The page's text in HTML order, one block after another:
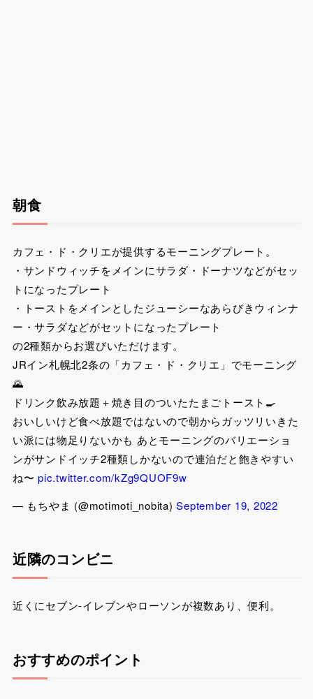
朝食
カフェ・ド・クリエが提供するモーニングプレート。
・サンドウィッチをメインにサラダ・ドーナツなどがセッ
トになったプレート
・トーストをメインとしたジューシーなあらびきウィンナ
ー・サラダなどがセットになったプレート
の2種類からお選びいただけます。
JRイン札幌北2条の「カフェ・ド・クリエ」でモーニング
🌄
ドリンク飲み放題＋焼き目のついたたまごトースト🍳
おいしいけど食べ放題ではないので朝からガッツリいきた
い派には物足りないかも あとモーニングのバリエーショ
ンがサンドイッチ2種類しかないので連泊だと飽きやすい
ね〜pic.twitter.com/kZg9QUOF9w
— もちやま (@motimoti_nobita)September 19, 2022
近隣のコンビニ
近くにセブン-イレブンやローソンが複数あり、便利。
おすすめのポイント